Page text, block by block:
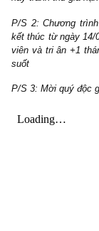
P/S 0: Ấn phẩm
rất, rất phức tạp